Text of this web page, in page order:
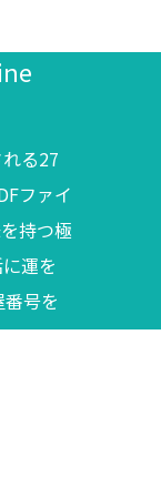
る27
ファイ
持つ極
運を
号を